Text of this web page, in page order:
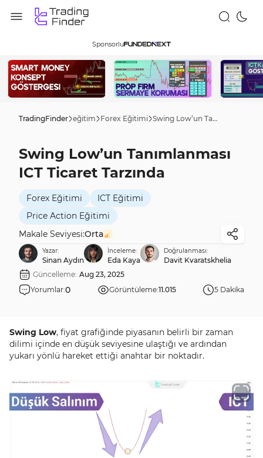
Sponsorlu
TradingFinder eğitim Forex Eğitimi Swing Low’un Tanımlanması ICT Ticaret Tarzında
Swing Low’un Tanımlanması
ICT Ticaret Tarzında
Forex Eğitimi
ICT Eğitimi
Price Action Eğitimi
Makale Seviyesi:Orta
Yazar:
Sinan Aydın
İnceleme:
Eda Kaya
Doğrulanması:
Davit Kvaratskhelia
Güncelleme: Aug 23, 2025
Yorumlar:0 Görüntüleme:11.015 5 Dakika
Swing Low, fiyat grafiğinde piyasanın belirli bir zaman
dilimi içinde en düşük seviyesine ulaştığı ve ardından
yukarı yönlü hareket ettiği anahtar bir noktadır.